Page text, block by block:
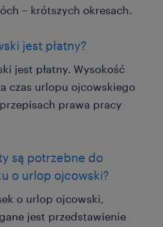
– krótszych okresach.
jest płatny?
jest płatny. Wysokość
czas urlopu ojcowskiego
prawa pracy
są potrzebne do
o urlop ojcowski?
o urlop ojcowski,
jest przedstawienie